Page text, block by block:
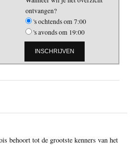
ontvangen?
's ochtends om 7:00
's avonds om 19:00
behoort tot de grootste kenners van het